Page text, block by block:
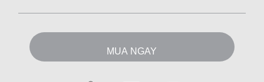
MUA NGAY